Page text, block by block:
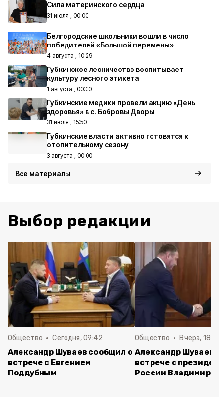
Сила материнского сердца
31 июля , 00:00
Белгородские школьники вошли в число
победителей «Большой перемены»
4 августа , 10:29
Губкинское лесничество воспитывает
культуру лесного этикета
1 августа , 00:00
Губкинские медики провели акцию «День
здоровья» в с. Бобровы Дворы
31 июля , 15:50
Губкинские власти активно готовятся к
отопительному сезону
3 августа , 00:00
Все материалы
Выбор редакции
Общество Сегодня, 09:42
Александр Шуваев сообщил о
встрече с Евгением
Поддубным
Общество Вчера,
Александр Шуваев
встрече с
России